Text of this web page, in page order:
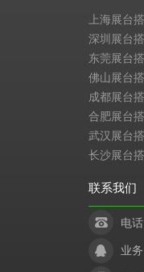
上海展台
深圳展台
东莞展台
佛山展台
成都展台
合肥展台
武汉展台
长沙展台
联系我们
电话
业